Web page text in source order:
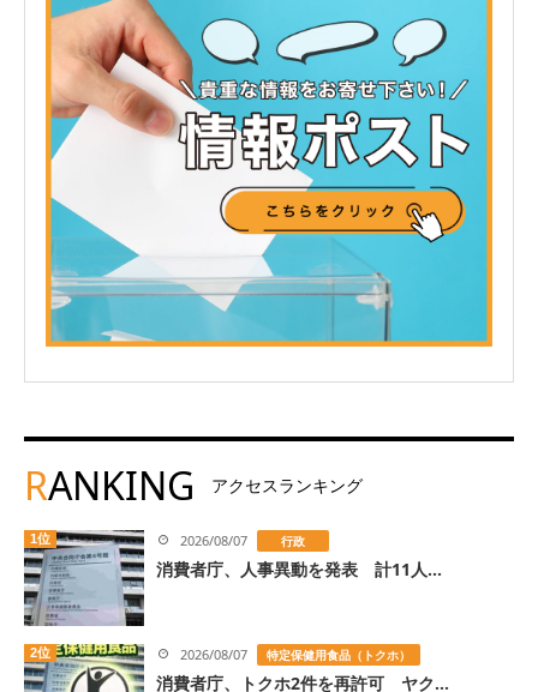
RANKING アクセスランキング
1位 2026/08/07 行政
消費者庁、人事異動を発表 計11人...
2位 2026/08/07 特定保健用食品（トクホ）
消費者庁、トクホ2件を再許可 ヤク...